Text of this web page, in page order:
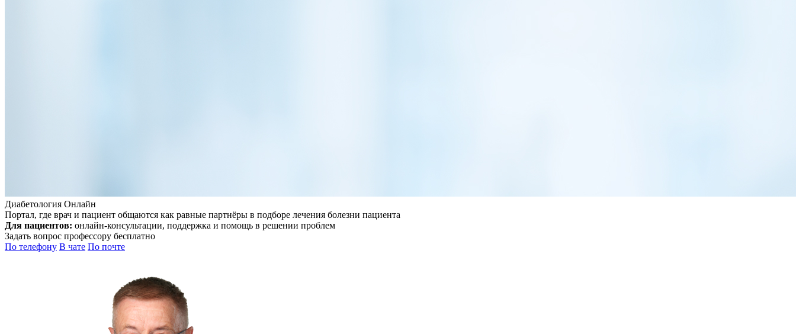
Диабетология Онлайн
Портал, где врач и пациент общаются как равные партнёры в подборе лечения болезни пациента
Для пациентов: онлайн-консультации, поддержка и помощь в решении проблем
Задать вопрос профессору бесплатно
По телефону В чате По почте